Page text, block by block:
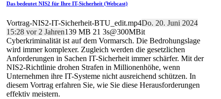
Das bedeutet NIS2 für Ihre IT-Sicherheit (Webcast)
Vortrag-NIS2-IT-Sicherheit-BTU_edit.mp4Do. 20. Juni 2024
15:28 vor 2 Jahren139 MB 21 3s@300MBit
Cyberkriminalität ist auf dem Vormarsch. Die Bedrohungslage
wird immer komplexer. Zugleich werden die gesetzlichen
Anforderungen in Sachen IT-Sicherheit immer schärfer. Mit der
NIS2-Richtlinie drohen Strafen in Millionenhöhe, wenn
Unternehmen ihre IT-Systeme nicht ausreichend schützen. In
diesem Vortrag erfahren Sie, wie Sie diese Herausforderungen
effektiv meistern.